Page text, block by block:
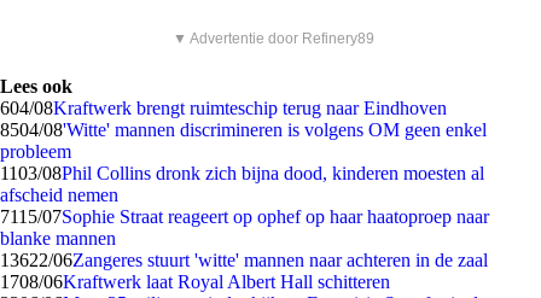
▼ Advertentie door Refinery89
Lees ook
604/08Kraftwerk brengt ruimteschip terug naar Eindhoven
8504/08'Witte' mannen discrimineren is volgens OM geen enkel
probleem
1103/08Phil Collins dronk zich bijna dood, kinderen moesten al
afscheid nemen
7115/07Sophie Straat reageert op ophef op haar haatoproep naar
blanke mannen
13622/06Zangeres stuurt 'witte' mannen naar achteren in de zaal
1708/06Kraftwerk laat Royal Albert Hall schitteren